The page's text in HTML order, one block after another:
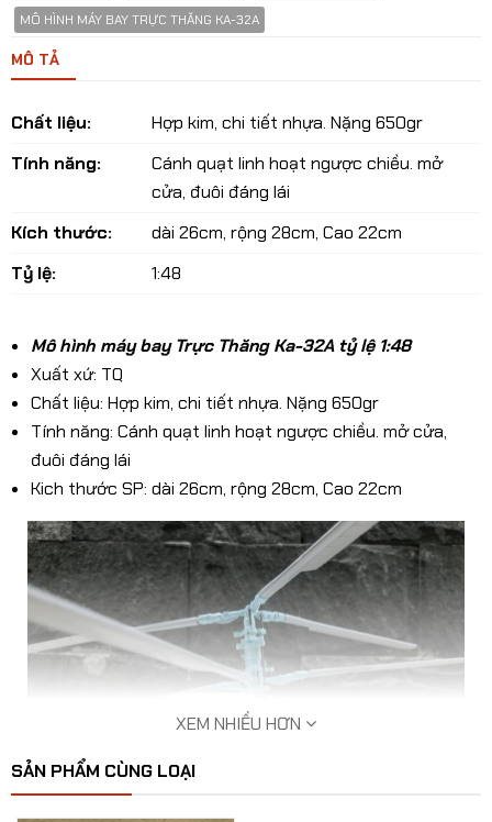
So sánh
MÔ HÌNH MÁY BAY TRỰC THĂNG KA-32A
MÔ TẢ
Chất liệu:
Hợp kim, chi tiết nhựa. Nặng 650gr
Tính năng:
Cánh quạt linh hoạt ngược chiều. mở
cửa, đuôi đáng lái
Kích thước:
dài 26cm, rộng 28cm, Cao 22cm
Tỷ lệ:
1:48
Mô hình máy bay Trực Thăng Ka-32A tỷ lệ 1:48
Xuất xứ: TQ
Chất liệu: Hợp kim, chi tiết nhựa. Nặng 650gr
Tính năng: Cánh quạt linh hoạt ngược chiều. mở cửa,
đuôi đáng lái
Kich thước SP: dài 26cm, rộng 28cm, Cao 22cm
XEM NHIỀU HƠN
SẢN PHẨM CÙNG LOẠI